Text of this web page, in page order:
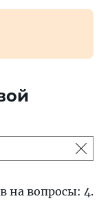
на вопросы: 4.